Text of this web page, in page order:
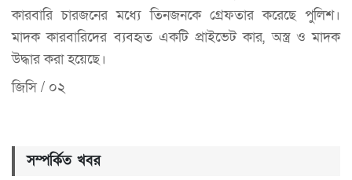
কারবারি চারজনের মধ্যে তিনজনকে গ্রেফতার করেছে পুলিশ।
মাদক কারবারিদের ব্যবহৃত একটি প্রাইভেট কার, অস্ত্র ও মাদক
উদ্ধার করা হয়েছে।
জিসি / ০২
সম্পর্কিত খবর